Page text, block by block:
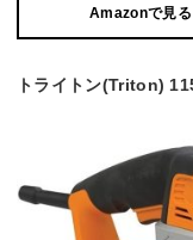
Amazonで見る
トライトン(Triton)